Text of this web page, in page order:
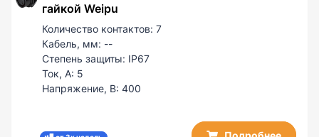
гайкой Weipu
Количество контактов:7
Кабель, мм: --
Степень защиты: IP67
Ток, А: 5
Напряжение, В:400